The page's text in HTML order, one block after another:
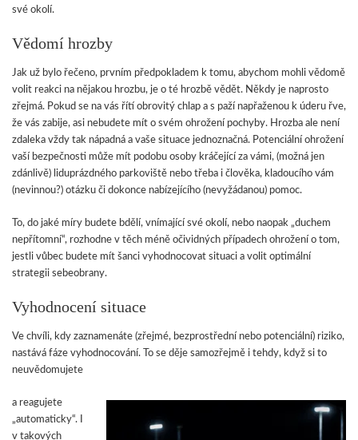
své okolí.
Vědomí hrozby
Jak už bylo řečeno, prvním předpokladem k tomu, abychom mohli vědomě
volit reakci na nějakou hrozbu, je o té hrozbě vědět. Někdy je naprosto
zřejmá. Pokud se na vás řítí obrovitý chlap a s paží napřaženou k úderu řve,
že vás zabije, asi nebudete mít o svém ohrožení pochyby. Hrozba ale není
zdaleka vždy tak nápadná a vaše situace jednoznačná. Potenciální ohrožení
vaší bezpečnosti může mít podobu osoby kráčející za vámi, (možná jen
zdánlivě) liduprázdného parkoviště nebo třeba i člověka, kladoucího vám
(nevinnou?) otázku či dokonce nabízejícího (nevyžádanou) pomoc.
To, do jaké míry budete bdělí, vnímající své okolí, nebo naopak „duchem
nepřítomní“, rozhodne v těch méně očividných případech ohrožení o tom,
jestli vůbec budete mít šanci vyhodnocovat situaci a volit optimální
strategii sebeobrany.
Vyhodnocení situace
Ve chvíli, kdy zaznamenáte (zřejmé, bezprostřední nebo potenciální) riziko,
nastává fáze vyhodnocování. To se děje samozřejmě i tehdy, když si to
neuvědomujete
a reagujete
„automaticky“. I
v takových